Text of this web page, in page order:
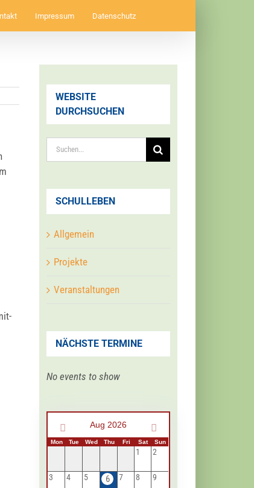
Impressum Datenschutz
WEBSITE
DURCHSUCHEN
Suche
nach:
SCHULLEBEN
Allgemein
Projekte
Veranstaltungen
NÄCHSTE TERMINE
No events to show
Aug 2026
Mon Tue Wed Thu Fri Sat Sun
1 2
3 4 5 6 7 8 9